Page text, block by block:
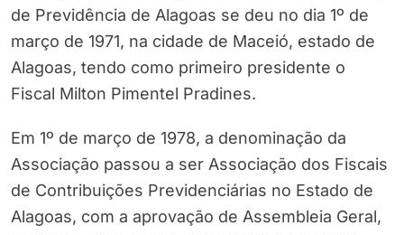
de Previdência de Alagoas se deu no dia 1º de
março de 1971, na cidade de Maceió, estado de
Alagoas, tendo como primeiro presidente o
Fiscal Milton Pimentel Pradines.
Em 1º de março de 1978, a denominação da
Associação passou a ser Associação dos Fiscais
de Contribuições Previdenciárias no Estado de
Alagoas, com a aprovação de Assembleia Geral,